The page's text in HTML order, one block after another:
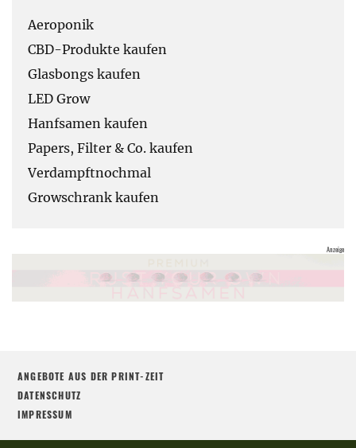
Aeroponik
CBD-Produkte kaufen
Glasbongs kaufen
LED Grow
Hanfsamen kaufen
Papers, Filter & Co. kaufen
Verdampftnochmal
Growschrank kaufen
ANGEBOTE AUS DER PRINT-ZEIT
DATENSCHUTZ
IMPRESSUM